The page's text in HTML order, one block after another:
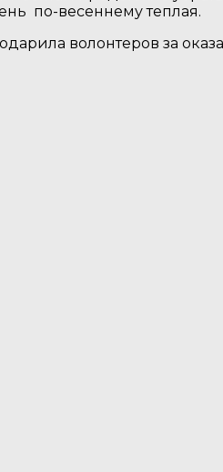
по-весеннему теплая.
волонтеров за